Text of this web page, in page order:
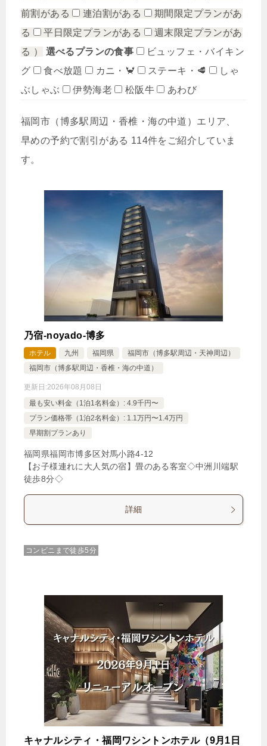
前割がある
連泊割がある
期間限定プランがあ
る
平日限定プランがある
週末限定プランがあ
る ） 選べるプランの食事
ビュッフェ・バイキン
グ
食べ放題 カニ・🦀 ステーキ・🥩
しゃ
ぶしゃぶ
伊勢海老 松阪牛 あわび
福岡市（博多駅周辺・香椎・海の中道）エリア、
早めの予約で割引がある 114件をご紹介していま
す。
乃宿-noyado-博多
ホテル 九州 福岡県
福岡市（博多駅周辺・天神周辺）
福岡市（博多駅周辺・香椎・海の中道）
更新日:2026年08月08日
最も安い料金（1泊1名料金）: 4.9千円〜
プラン価格帯（1泊2名料金）: 1.1万円〜1.4万円
早期割プランあり
福岡県福岡市博多区対馬小路4‐12
【お子様連れに大人気の宿】畳のある客室◇中洲川端駅
徒歩8分◇
詳細
コンビニまで徒歩5分
キャナルシティ・福岡ワシントンホテル（9月1日